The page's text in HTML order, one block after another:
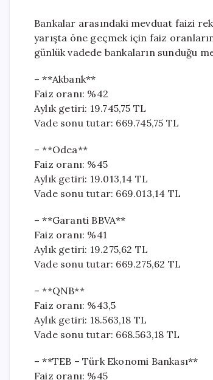
Bankalar arasındaki mevduat faizi
yarışta öne geçmek için faiz
günlük vadede bankaların sunduğu
– **Akbank**
Faiz oranı: %42
Aylık getiri: 19.745,75 TL
Vade sonu tutar: 669.745,75 TL
– **Odea**
Faiz oranı: %45
Aylık getiri: 19.013,14 TL
Vade sonu tutar: 669.013,14 TL
– **Garanti BBVA**
Faiz oranı: %41
Aylık getiri: 19.275,62 TL
Vade sonu tutar: 669.275,62 TL
– **QNB**
Faiz oranı: %43,5
Aylık getiri: 18.563,18 TL
Vade sonu tutar: 668.563,18 TL
– **TEB – Türk Ekonomi Bankası**
Faiz oranı: %45